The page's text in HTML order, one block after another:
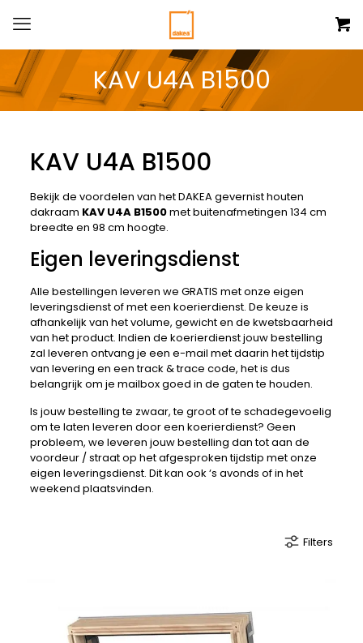
KAV U4A B1500
KAV U4A B1500
Bekijk de voordelen van het DAKEA gevernist houten
dakraam KAV U4A B1500met buitenafmetingen 134 cm
breedte en 98 cm hoogte.
Eigen leveringsdienst
Alle bestellingen leveren we GRATIS met onze eigen
leveringsdienst of met een koerierdienst. De keuze is
afhankelijk van het volume, gewicht en de kwetsbaarheid
van het product. Indien de koerierdienst jouw bestelling
zal leveren ontvang je een e-mail met daarin het tijdstip
van levering en een track & trace code, het is dus
belangrijk om je mailbox goed in de gaten te houden.
Is jouw bestelling te zwaar, te groot of te schadegevoelig
om te laten leveren door een koerierdienst? Geen
probleem, we leveren jouw bestelling dan tot aan de
voordeur / straat op het afgesproken tijdstip met onze
eigen leveringsdienst. Dit kan ook ‘s avonds of in het
weekend plaatsvinden.
Filters